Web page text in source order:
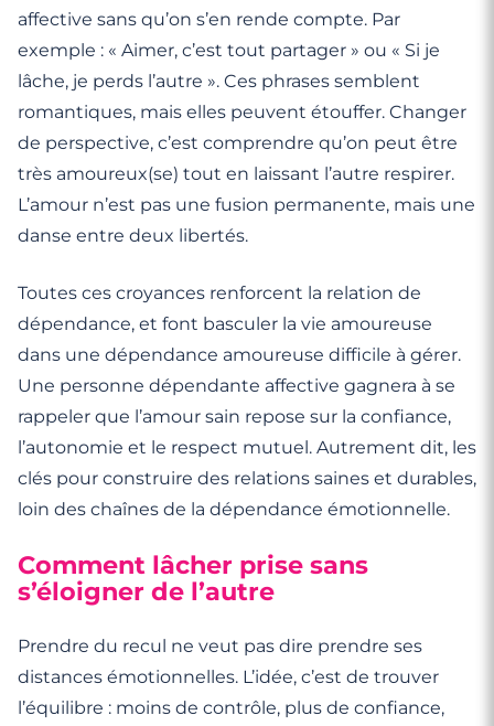
affective sans qu’on s’en rende compte. Par
exemple : « Aimer, c’est tout partager » ou « Si je
lâche, je perds l’autre ». Ces phrases semblent
romantiques, mais elles peuvent étouffer. Changer
de perspective, c’est comprendre qu’on peut être
très amoureux(se) tout en laissant l’autre respirer.
L’amour n’est pas une fusion permanente, mais une
danse entre deux libertés.
Toutes ces croyances renforcent la relation de
dépendance, et font basculer la vie amoureuse
dans une dépendance amoureuse difficile à gérer.
Une personne dépendante affective gagnera à se
rappeler que l’amour sain repose sur la confiance,
l’autonomie et le respect mutuel. Autrement dit, les
clés pour construire des relations saines et durables,
loin des chaînes de la dépendance émotionnelle.
Comment lâcher prise sans
s’éloigner de l’autre
Prendre du recul ne veut pas dire prendre ses
distances émotionnelles. L’idée, c’est de trouver
l’équilibre : moins de contrôle, plus de confiance,